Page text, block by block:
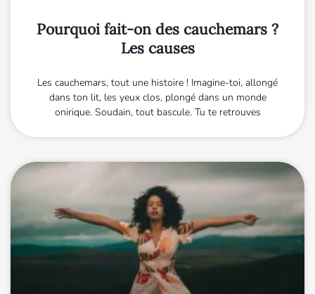
Pourquoi fait-on des cauchemars ?
Les causes
Les cauchemars, tout une histoire ! Imagine-toi, allongé
dans ton lit, les yeux clos, plongé dans un monde
onirique. Soudain, tout bascule. Tu te retrouves